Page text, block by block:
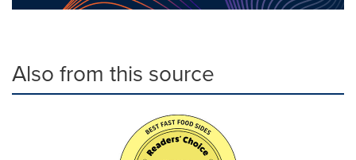
Also from this source